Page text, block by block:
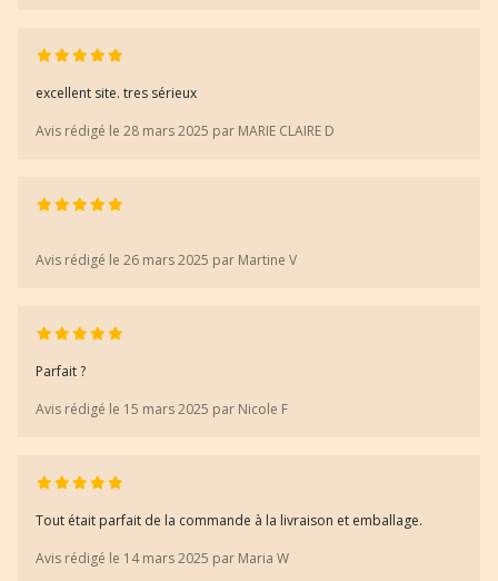
excellent site. tres sérieux
Avis rédigé le 28 mars 2025 par MARIE CLAIRE D
Avis rédigé le 26 mars 2025 par Martine V
Parfait ?
Avis rédigé le 15 mars 2025 par Nicole F
Tout était parfait de la commande à la livraison et emballage.
Avis rédigé le 14 mars 2025 par Maria W